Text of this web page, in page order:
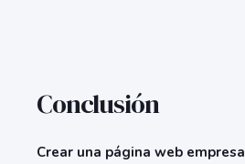
Conclusión
Crear una página web empresa